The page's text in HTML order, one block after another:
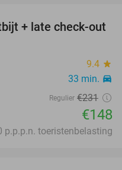
36%
+ late check-out
9.4 star
33 min. directions_car
Regulier €231
€148
p.p.p.n. toeristenbelasting